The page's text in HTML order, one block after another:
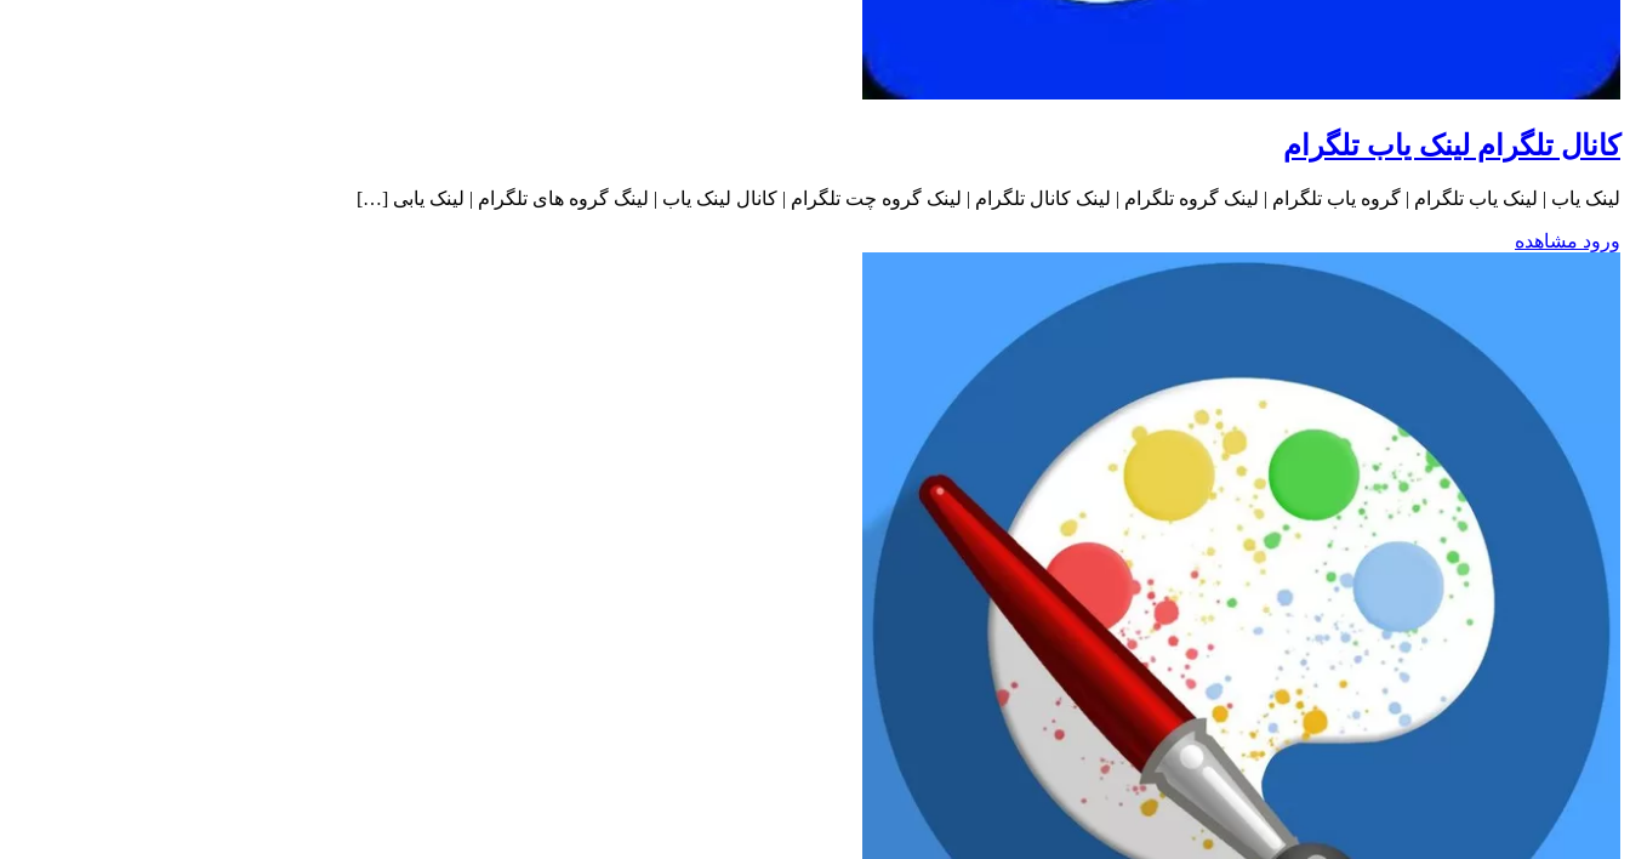
کانال تلگرام لینک یاب تلگرام
لینک یاب | لینک یاب تلگرام | گروه یاب تلگرام | لینک گروه تلگرام | لینک کانال تلگرام | لینک گروه چت تلگرام | کانال لینک یاب | لینگ گروه های تلگرام | لینک یابی […]
ورود مشاهده